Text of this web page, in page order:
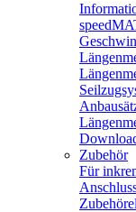
Zubehör
Für